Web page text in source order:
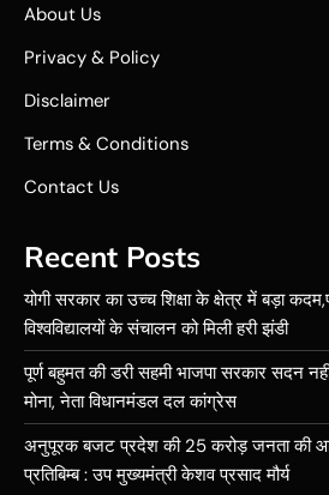
About Us
Privacy & Policy
Disclaimer
Terms & Conditions
Contact Us
Recent Posts
योगी सरकार का उच्च शिक्षा के क्षेत्र में बड़ा
विश्वविद्यालयों के संचालन को मिली हरी झंडी
पूर्ण बहुमत की डरी सहमी भाजपा सरकार सदन
मोना, नेता विधानमंडल दल कांग्रेस
अनुपूरक बजट प्रदेश की 25 करोड़ जनता की
प्रतिबिम्ब : उप मुख्यमंत्री केशव प्रसाद मौर्य